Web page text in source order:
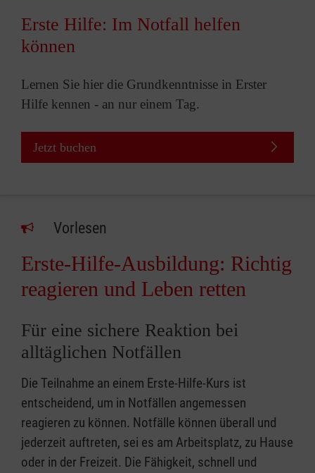
Erste Hilfe: Im Notfall helfen
können
Lernen Sie hier die Grundkenntnisse in Erster
Hilfe kennen - an nur einem Tag.
Jetzt buchen
Vorlesen
Erste-Hilfe-Ausbildung: Richtig
reagieren und Leben retten
Für eine sichere Reaktion bei
alltäglichen Notfällen
Die Teilnahme an einem Erste-Hilfe-Kurs ist
entscheidend, um in Notfällen angemessen
reagieren zu können. Notfälle können überall und
jederzeit auftreten, sei es am Arbeitsplatz, zu Hause
oder in der Freizeit. Die Fähigkeit, schnell und